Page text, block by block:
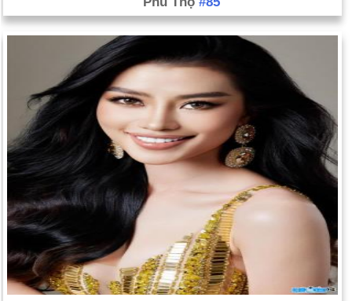
27 tháng 7). Xem thêm Tiến trình Hòa bình Bắc Ireland.
Chính phủ Indonesia và Phong trào Aceh Tự do (GAM) ký một
hiệp định hòa bình để chấm dứt cuộc nội chiến kéo dài gần 30
năm của họ (ngày 15 tháng 8).
Israel bắt đầu sơ tán khoảng 8.000 người Israel định cư khỏi
Dải Gaza, nơi đã bị Israel chiếm đóng trong 38 năm qua (ngày
15 tháng 8).
Một trận động đất 7,6 với tâm điểm là vùng Kashmir do
Pakistan kiểm soát, giết chết hơn 80.000 người và ước tính
khoảng 4 triệu người mất nhà cửa (ngày 2 tháng 10).
Angela Merkel, lãnh đạo của Liên minh Dân chủ Cơ đốc giáo,
vốn đã thắng thế trong gang tấc trước Đảng Dân chủ Xã hội
của Thủ tướng Gerhard Schröder trong cuộc bầu cử vào
tháng 9 trở thành nữ thủ tướng đầu tiên của đất nước (ngày 10